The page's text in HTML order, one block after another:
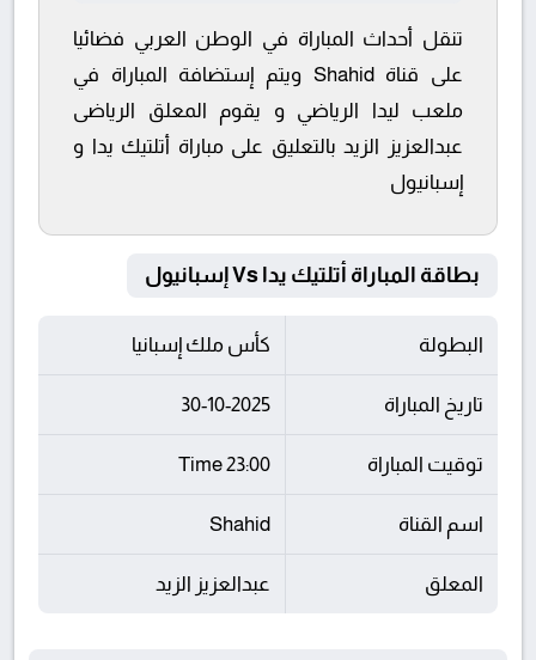
تنقل أحداث المباراة في الوطن العربي فضائيا
على قناة Shahid ويتم إستضافة المباراة في
ملعب ليدا الرياضي و يقوم المعلق الرياضى
عبدالعزيز الزيد بالتعليق على مباراة أتلتيك يدا و
إسبانيول
بطاقة المباراة أتلتيك يدا Vs إسبانيول
البطولة كأس ملك إسبانيا
تاريخ المباراة 30-10-2025
توقيت المباراة 23:00 Time
اسم القناة Shahid
المعلق عبدالعزيز الزيد